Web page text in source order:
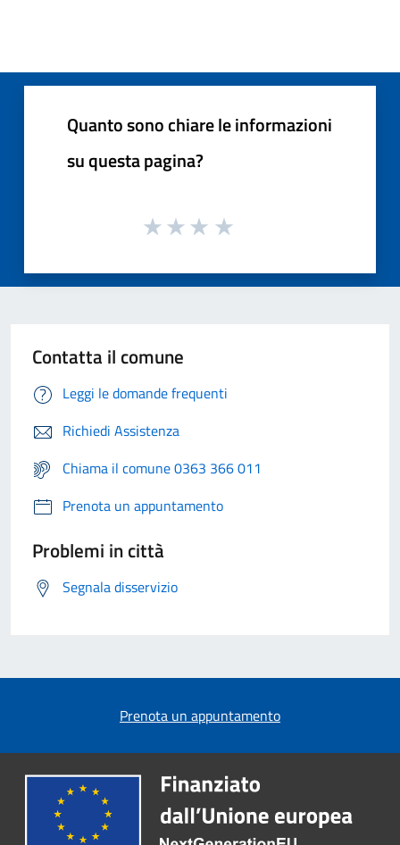
Quanto sono chiare le informazioni
su questa pagina?
Contatta il comune
Leggi le domande frequenti
Richiedi Assistenza
Chiama il comune 0363 366 011
Prenota un appuntamento
Problemi in città
Segnala disservizio
Prenota un appuntamento